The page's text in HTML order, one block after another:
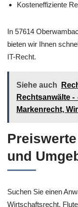
Kosteneffiziente
In 57614
bieten wir Ihnen
IT-Recht.
Siehe auch
Rechtsanwälte
Markenrecht,
und
Suchen Sie einen
Wirtschaftsrecht,